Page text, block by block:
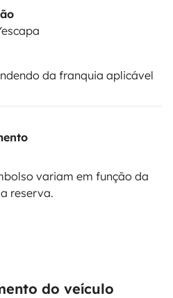
da franquia aplicável
variam em função da
reserva.
do veículo